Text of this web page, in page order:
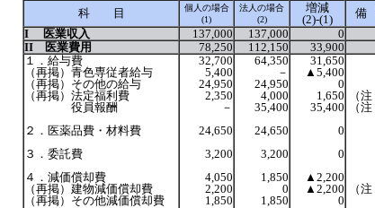
科 目
個人の場合
(1)
法人の場合
(2)
増減
(2)-(1)
備
I 医業収入
137,000 137,000
0
II 医業費用
78,250 112,150
33,900
１．給与費
（再掲）青色専従者給与
（再掲）その他の給与
（再掲）法定福利費
役員報酬
２．医薬品費・材料費
３．委託費
４．減価償却費
（再掲）建物減価償却費
（再掲）その他減価償却費
32,700
5,400
24,950
2,350
－
24,650
3,200
4,050
2,200
1,850
64,350
－
24,950
4,000
35,400
24,650
3,200
1,850
0
1,850
31,650
▲5,400
0
1,650
35,400
0
0
▲2,200
▲2,200
0
（注
（注
（注